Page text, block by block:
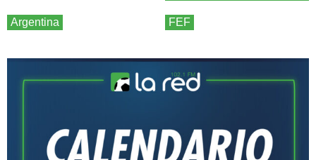
Argentina FEF